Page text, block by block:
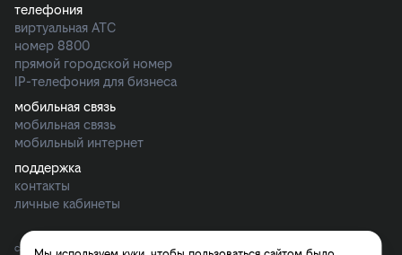
телефония
виртуальная АТС
номер 8800
прямой городской номер
IP-телефония для бизнеса
мобильная связь
мобильная связь
мобильный интернет
поддержка
контакты
личные кабинеты
сайт официального партнёра ПАО ВымпелКом. подключение интернета, тв,